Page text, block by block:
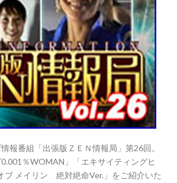
報番組「出張版ＺＥＮ情報局」第26回。
％WOMAN」「エキサイティングヒ
ブ メイリン 絶対絶命Ver.」をご紹介いた